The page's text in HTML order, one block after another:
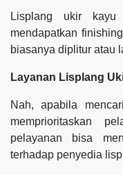
Lisplang ukir
mendapatkan
biasanya diplitur atau
Layanan Lisplang
Nah, apabila
memprioritaskan
pelayanan bisa
terhadap penyedia